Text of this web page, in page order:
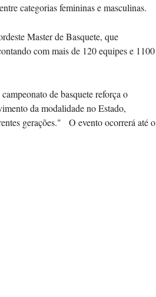
categorias femininas e masculinas.
Master de Basquete, que
com mais de 120 equipes e 1100
de basquete reforça o
da modalidade no Estado,
gerações." O evento ocorrerá até o